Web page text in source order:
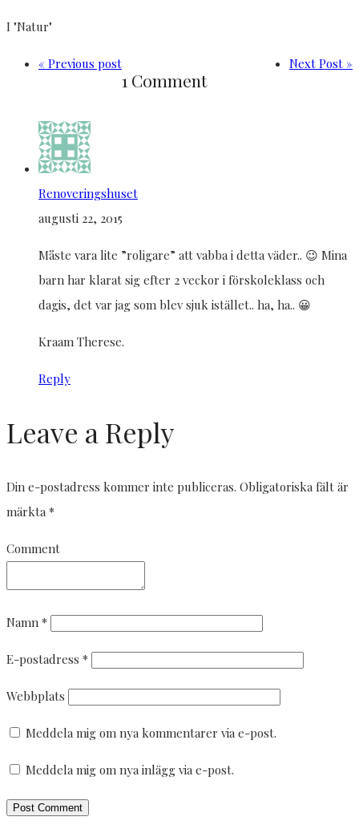
I "Natur"
« Previous post Next Post »
1 Comment
Renoveringshuset
augusti 22, 2015
Måste vara lite ”roligare” att vabba i detta väder.. 😉 Mina
barn har klarat sig efter 2 veckor i förskoleklass och
dagis, det var jag som blev sjuk istället.. ha, ha.. 😀
Kraam Therese.
Reply
Leave a Reply
Din e-postadress kommer inte publiceras. Obligatoriska fält är
märkta *
Comment
Namn *
E-postadress *
Webbplats
Meddela mig om nya kommentarer via e-post.
Meddela mig om nya inlägg via e-post.